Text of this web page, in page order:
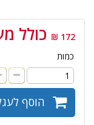
172 ₪ כולל
כמות
הוסף